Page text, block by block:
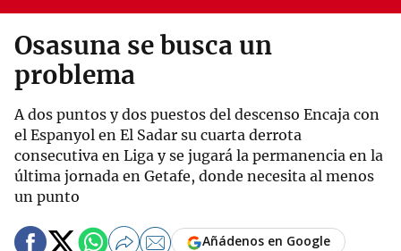
Osasuna se busca un
problema
A dos puntos y dos puestos del descenso Encaja con
el Espanyol en El Sadar su cuarta derrota
consecutiva en Liga y se jugará la permanencia en la
última jornada en Getafe, donde necesita al menos
un punto
Añádenos en Google